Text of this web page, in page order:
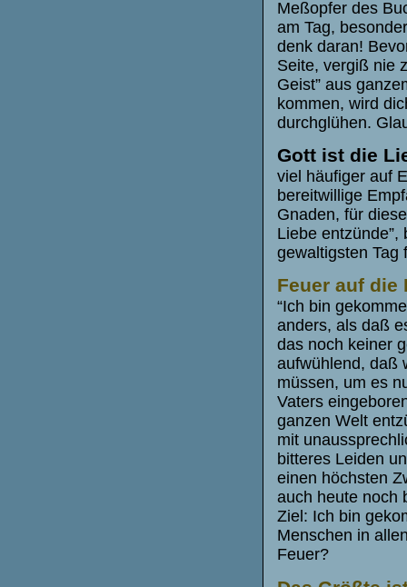
Meßopfer des
am Tag,
denk daran!
Seite, vergiß nie
Geist” aus
kommen, wird
durchglühen.
Gott ist die
viel häufiger auf
bereitwillige
Gnaden, für
Liebe
gewaltigsten Tag
Feuer auf die
“Ich bin
anders, als daß
das noch keiner
aufwühlend, daß
müssen, um es
Vaters
ganzen Welt
mit
bitteres Leiden
einen höchsten
auch heute noch
Ziel: Ich bin
Menschen in
Feuer?